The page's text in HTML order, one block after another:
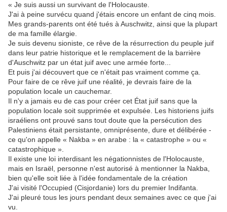
« Je suis aussi un survivant de l'Holocauste.
J'ai à peine survécu quand j'étais encore un enfant de cinq mois.
Mes grands-parents ont été tués à Auschwitz, ainsi que la plupart
de ma famille élargie.
Je suis devenu sioniste, ce rêve de la résurrection du peuple juif
dans leur patrie historique et le remplacement de la barrière
d'Auschwitz par un état juif avec une armée forte...
Et puis j'ai découvert que ce n'était pas vraiment comme ça.
Pour faire de ce rêve juif une réalité, je devrais faire de la
population locale un cauchemar.
Il n'y a jamais eu de cas pour créer cet État juif sans que la
population locale soit supprimée et expulsée. Les historiens juifs
israéliens ont prouvé sans tout doute que la persécution des
Palestiniens était persistante, omniprésente, dure et délibérée -
ce qu'on appelle « Nakba » en arabe : la « catastrophe » ou «
catastrophique ».
Il existe une loi interdisant les négationnistes de l'Holocauste,
mais en Israël, personne n'est autorisé à mentionner la Nakba,
bien qu'elle soit liée à l'idée fondamentale de la création
J'ai visité l'Occupied (Cisjordanie) lors du premier Indifanta.
J'ai pleuré tous les jours pendant deux semaines avec ce que j'ai
vu.